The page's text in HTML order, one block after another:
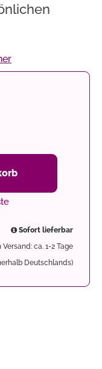
Sofort lieferbar
ca. 1-2 Tage
Deutschlands)